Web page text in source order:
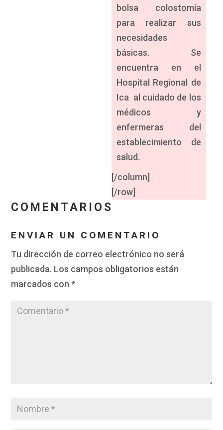
bolsa colostomía
para realizar sus
necesidades
básicas. Se
encuentra en el
Hospital Regional de
Ica al cuidado de los
médicos y
enfermeras del
establecimiento de
salud.
[/column]
[/row]
COMENTARIOS
ENVIAR UN COMENTARIO
Tu dirección de correo electrónico no será
publicada. Los campos obligatorios están
marcados con *